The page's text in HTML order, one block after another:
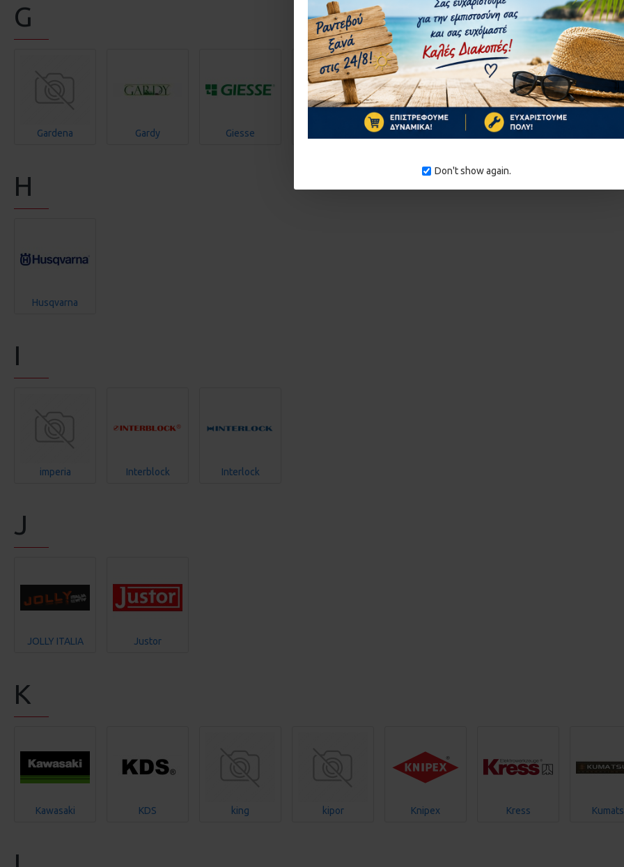
Don't show again.
G
Gardena Gardy Giesse Goodyear Graphite
H
Husqvarna
I
imperia Interblock Interlock
J
JOLLY ITALIA Justor
K
Kawasaki KDS king kipor Knipex Kress